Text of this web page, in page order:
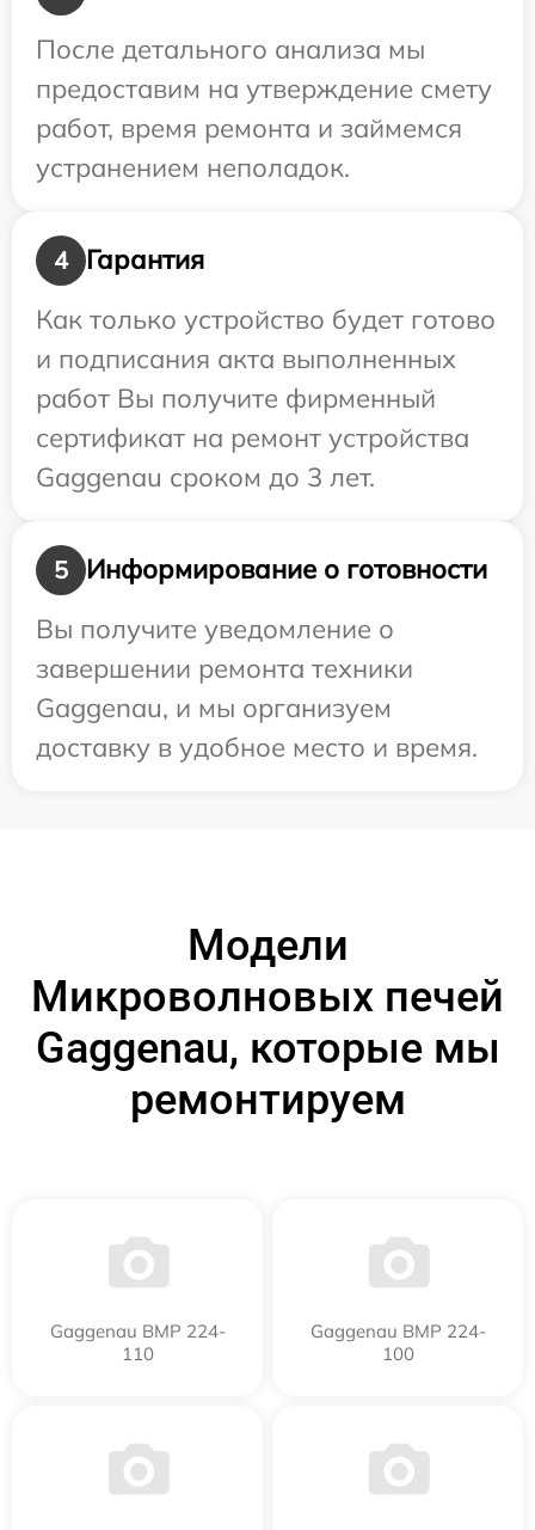
После детального анализа мы
предоставим на утверждение смету
работ, время ремонта и займемся
устранением неполадок.
4
Гарантия
Как только устройство будет готово
и подписания акта выполненных
работ Вы получите фирменный
сертификат на ремонт устройства
Gaggenau сроком до 3 лет.
5
Информирование о готовности
Вы получите уведомление о
завершении ремонта техники
Gaggenau, и мы организуем
доставку в удобное место и время.
Модели
Микроволновых печей
Gaggenau, которые мы
ремонтируем
Gaggenau BMP 224-
110
Gaggenau BMP 224-
100